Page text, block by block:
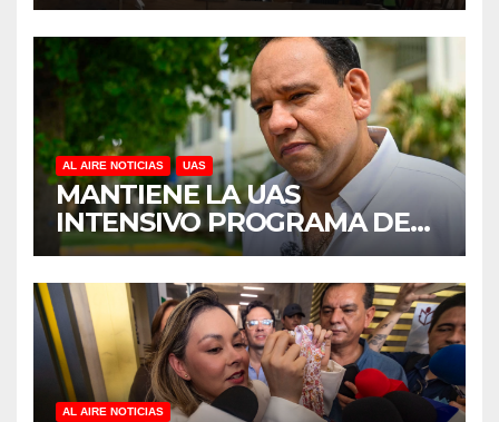
ANTES DEL REGRESO A
CLASES
AL AIRE NOTICIAS UAS
MANTIENE LA UAS
INTENSIVO PROGRAMA DE
MANTENIMIENTO Y
REHABILITACIÓN EN SUS
PLANTELES ANTE EL INICIO
DEL CICLO ESCOLAR 2026-
2027
AL AIRE NOTICIAS